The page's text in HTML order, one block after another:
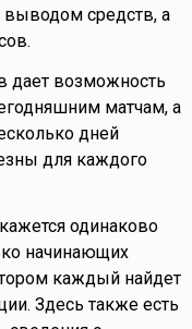
средств, а
дает возможность
матчам, а
дней
для каждого
одинаково
начинающих
каждый найдет
Здесь также есть